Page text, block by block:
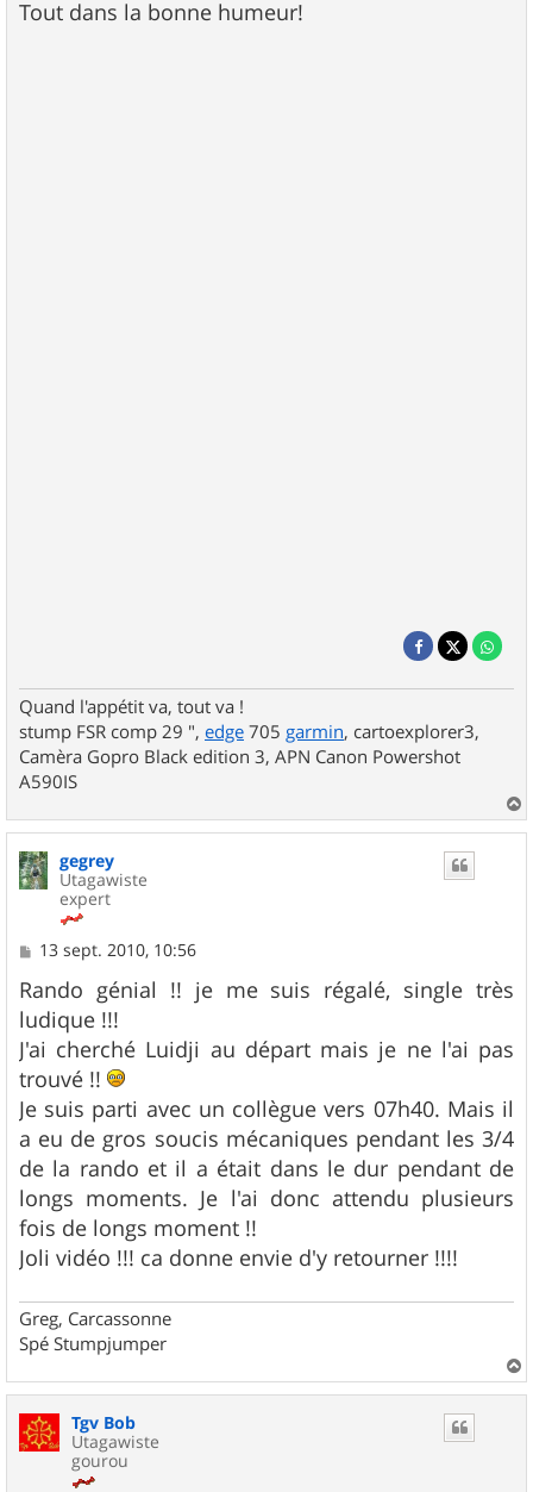
g
e
Tout dans la bonne humeur!
Quand l'appétit va, tout va !
stump FSR comp 29 ", edge 705 garmin, cartoexplorer3,
Camèra Gopro Black edition 3, APN Canon Powershot
A590IS
a
u
gegrey
Utagawiste
expert
M
s
s
a
g
e
13 sept. 2010, 10:56
Rando génial !! je me suis régalé, single très
ludique !!!
J'ai cherché Luidji au départ mais je ne l'ai pas
trouvé !!
Je suis parti avec un collègue vers 07h40. Mais il
a eu de gros soucis mécaniques pendant les 3/4
de la rando et il a était dans le dur pendant de
longs moments. Je l'ai donc attendu plusieurs
fois de longs moment !!
Joli vidéo !!! ca donne envie d'y retourner !!!!
Greg, Carcassonne
Spé Stumpjumper
a
Tgv Bob
Utagawiste
gourou